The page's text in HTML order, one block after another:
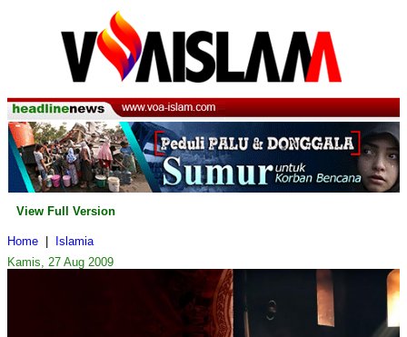
View Full Version
Home
Islamia
Kamis, 27 Aug 2009